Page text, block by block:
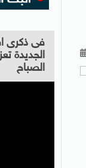
فى ذكرى
الجديدة
الصباح